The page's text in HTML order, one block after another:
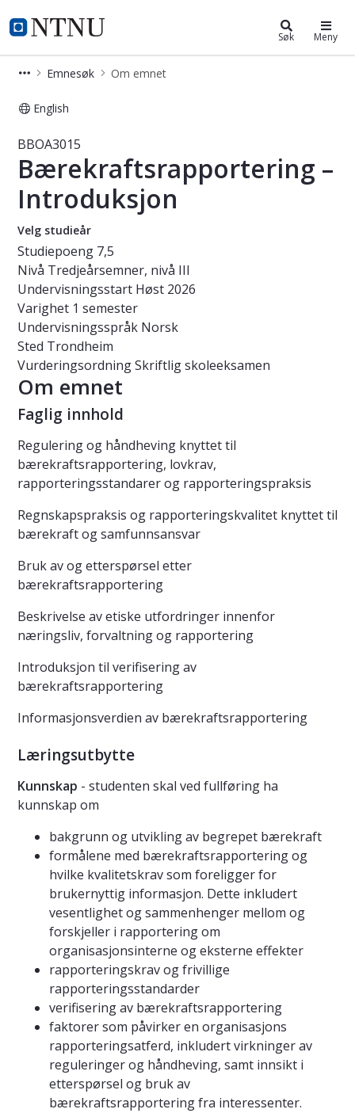
NTNU Hjemmeside
Studier Søk Meny
Emnesøk Om emnet
English
Emne - Bærekraftsrapportering –
BBOA3015
Bærekraftsrapportering –
Introduksjon
Velg studieår
Studiepoeng 7,5
Nivå Tredjeårsemner, nivå III
Undervisningsstart Høst 2026
Varighet 1 semester
Undervisningsspråk Norsk
Sted Trondheim
VurderingsordningSkriftlig skoleeksamen
Om emnet
Faglig innhold
Regulering og håndheving knyttet til
bærekraftsrapportering, lovkrav,
rapporteringsstandarer og rapporteringspraksis
Regnskapspraksis og rapporteringskvalitet knyttet til
bærekraft og samfunnsansvar
Bruk av og etterspørsel etter
bærekraftsrapportering
Beskrivelse av etiske utfordringer innenfor
næringsliv, forvaltning og rapportering
Introduksjon til verifisering av
bærekraftsrapportering
Informasjonsverdien av bærekraftsrapportering
Læringsutbytte
Kunnskap - studenten skal ved fullføring ha
kunnskap om
bakgrunn og utvikling av begrepet bærekraft
formålene med bærekraftsrapportering og
hvilke kvalitetskrav som foreligger for
brukernyttig informasjon. Dette inkludert
vesentlighet og sammenhenger mellom og
forskjeller i rapportering om
organisasjonsinterne og eksterne effekter
rapporteringskrav og frivillige
rapporteringsstandarder
verifisering av bærekraftsrapportering
faktorer som påvirker en organisasjons
rapporteringsatferd, inkludert virkninger av
reguleringer og håndheving, samt innsikt i
etterspørsel og bruk av
bærekraftsrapportering fra interessenter.